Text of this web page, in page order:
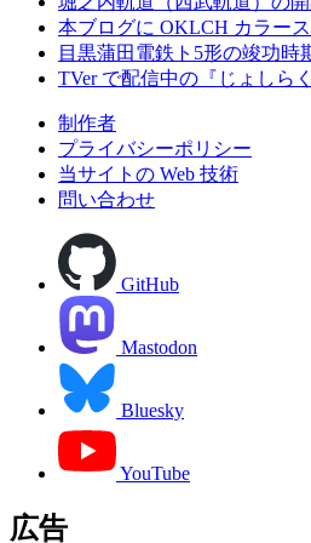
本ブログに OKLCH カラー
目黒蒲田電鉄ト5形の竣功時
TVer で配信中の『じょしら
制作者
プライバシーポリシー
当サイトの Web 技術
問い合わせ
GitHub
Mastodon
Bluesky
YouTube
広告